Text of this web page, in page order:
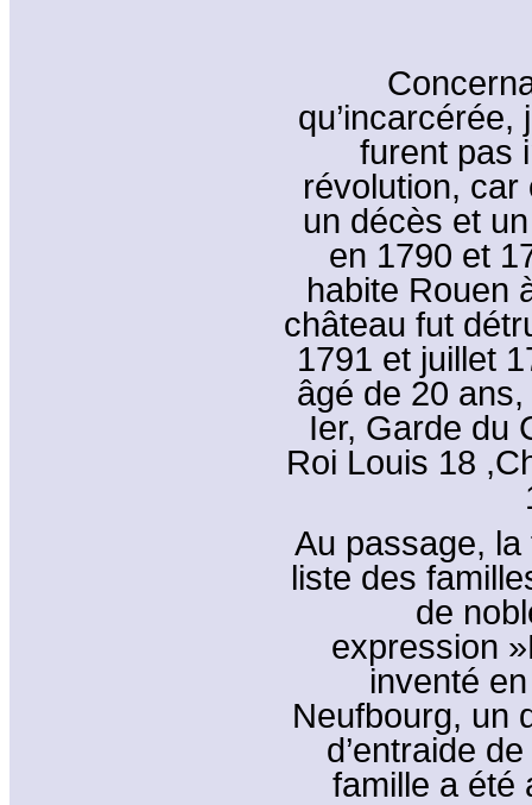
furent pas
révolution,
un décès et
en 1790 et
habite Rouen
château fut
1791 et juillet
âgé de 20
Ier, Garde du
Roi Louis 18
Au passage,
liste des
de
expression
inventé
Neufbourg, un
d’entraide
famille a été